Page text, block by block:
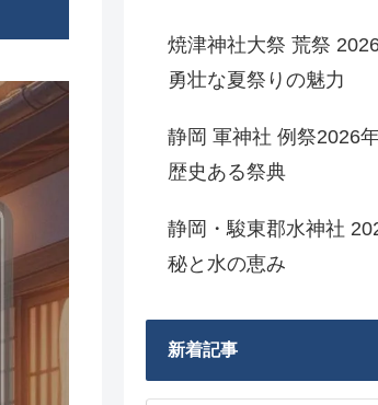
焼津神社大祭 荒祭
勇壮な夏祭りの魅力
静岡 軍神社 例祭2026
歴史ある祭典
静岡・駿東郡水神社
秘と水の恵み
新着記事